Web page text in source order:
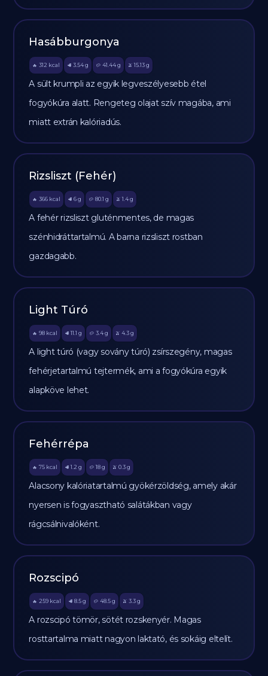
Hasábburgonya
🔥 312 kcal 🥩 3.54 g 🥔 41.44g 🫒 15.13 g
A sült krumpli az egyik legveszélyesebb étel
fogyókúra alatt. Rengeteg olajat szív magába, ami
miatt extrán kalóriadús.
Rizsliszt (Fehér)
🔥 366 kcal 🥩 6 g 🥔 80.1 g 🫒 1.4 g
A fehér rizsliszt gluténmentes, de magas
szénhidráttartalmú. A barna rizsliszt rostban
gazdagabb.
Light Túró
🔥 98 kcal 🥩 11.1 g 🥔 3.4g 🫒 4.3 g
A light túró (vagy sovány túró) zsírszegény, magas
fehérjetartalmú tejtermék, ami a fogyókúra egyik
alapköve lehet.
Fehérrépa
🔥 75 kcal 🥩 1.2 g 🥔 18g 🫒 0.3 g
Alacsony kalóriatartalmú gyökérzöldség, amely akár
nyersen is fogyasztható salátákban vagy
rágcsálnivalóként.
Rozscipó
🔥 259 kcal 🥩 8.5 g 🥔 48.5g 🫒 3.3 g
A rozscipó tömör, sötét rozskenyér. Magas
rosttartalma miatt nagyon laktató, és sokáig eltelít.